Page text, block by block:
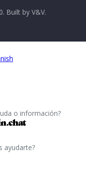
Built by V&V.
o información?
ayudarte?